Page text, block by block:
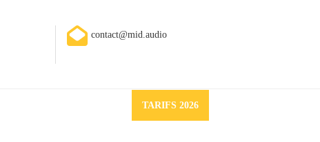
contact@mid.audio
TARIFS 2026Request
a